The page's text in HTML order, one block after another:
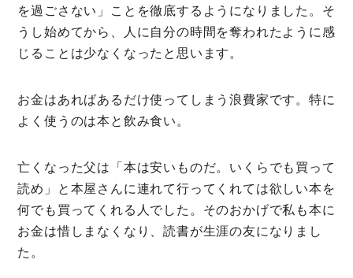
を過ごさない」ことを徹底するようになりました。そ
うし始めてから、人に自分の時間を奪われたように感
じることは少なくなったと思います。
お金はあればあるだけ使ってしまう浪費家です。特に
よく使うのは本と飲み食い。
亡くなった父は「本は安いものだ。いくらでも買って
読め」と本屋さんに連れて行ってくれては欲しい本を
何でも買ってくれる人でした。そのおかげで私も本に
お金は惜しまなくなり、読書が生涯の友になりまし
た。